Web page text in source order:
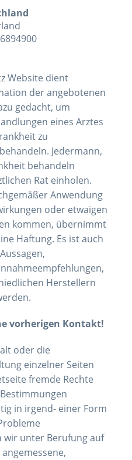
Website dient
der angebotenen
gedacht, um
eines Arztes
zu
Jedermann,
behandeln
Rat einholen.
Anwendung
oder etwaigen
kommen, übernimmt
Haftung. Es ist auch
Herstellern
vorherigen Kontakt!
oder die
einzelner Seiten
fremde Rechte
in irgend- einer Form
unter Berufung auf
angemessene,